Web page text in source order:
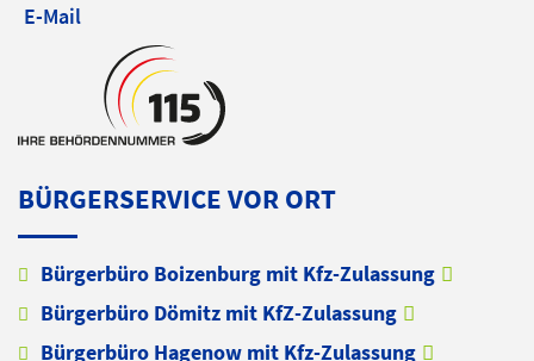
E-Mail
BÜRGERSERVICE VOR ORT
Bürgerbüro Boizenburg mit Kfz-Zulassung
Bürgerbüro Dömitz mit KfZ-Zulassung
Bürgerbüro Hagenow mit Kfz-Zulassung